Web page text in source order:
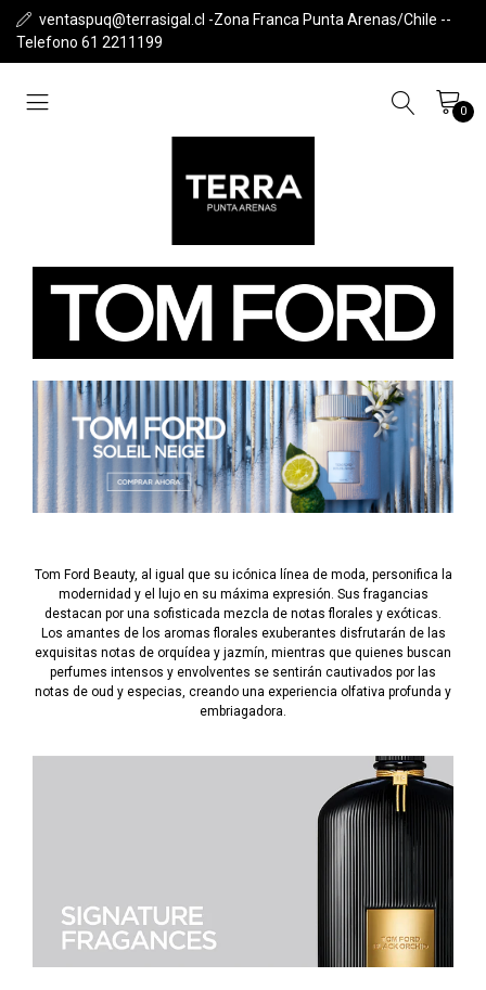
ventaspuq@terrasigal.cl -Zona Franca Punta Arenas/Chile --
Telefono 61 2211199
0
Tom Ford Beauty, al igual que su icónica línea de moda, personifica la
modernidad y el lujo en su máxima expresión. Sus fragancias
destacan por una sofisticada mezcla de notas florales y exóticas.
Los amantes de los aromas florales exuberantes disfrutarán de las
exquisitas notas de orquídea y jazmín, mientras que quienes buscan
perfumes intensos y envolventes se sentirán cautivados por las
notas de oud y especias, creando una experiencia olfativa profunda y
embriagadora.